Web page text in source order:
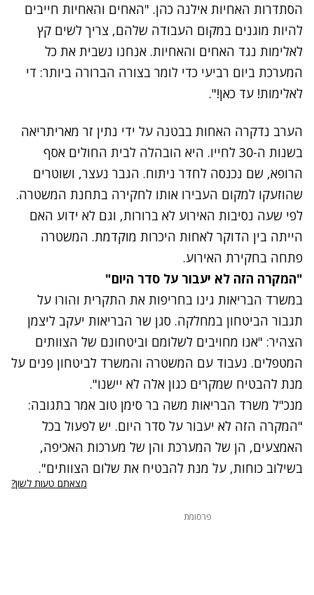
הסתדרות האחיות אילנה כהן. "האחים והאחיות חייבים
להיות מוגנים במקום העבודה שלהם, צריך לשים קץ
לאלימות נגד האחים והאחיות. אנחנו נשבית את כל
המערכת ביום רביעי כדי לומר בצורה הברורה ביותר: די
לאלימות! עד כאן!".
הערב נדקרה האחות בבטנה על ידי נתין זר מאריתריאה
בשנות ה-30 לחייו. היא הובהלה לבית החולים אסף
הרופא, שם נכנסה לחדר ניתוח. הגבר נעצר, ושוטרים
שהוזעקו למקום העבירו אותו לחקירה בתחנת המשטרה.
לפי שעה נסיבות האירוע לא ברורות, וגם לא ידוע האם
הייתה בין הדוקר לאחות היכרות מוקדמת. המשטרה
פתחה בחקירת האירוע.
"המקרה הזה לא יעבור על סדר היום"
במשרד הבריאות גינו בחריפות את התקרית והורו על
תגבור הביטחון במחלקה. סגן שר הבריאות יעקב ליצמן
הצהיר: "אנו מחויבים לשלומם וביטחונם של הצוותים
המטפלים. נעבוד עם המשטרה והמשרד לביטחון פנים על
מנת להבטיח שמקרים כגון אלה לא יישנו".
מנכ"ל משרד הבריאות משה בר סימן טוב אמר בתגובה:
"המקרה הזה לא יעבור על סדר היום. יש לפעול בכל
האמצעים, הן של המערכת והן של מערכות האכיפה,
בשילוב כוחות, על מנת להבטיח את שלום הצוותים".
מצאתם טעות לשון?
פרסומת